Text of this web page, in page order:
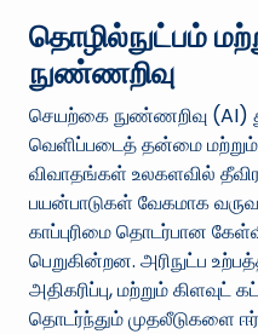
தொழில்நுட்பம்
நுண்ணறிவு
செயற்கை நுண்ணறிவு (AI)
வெளிப்படைத் தன்மை மற்றும்
விவாதங்கள் உலகளவில்
பயன்பாடுகள் வேகமாக
காப்புரிமை தொடர்பான
பெறுகின்றன. அரிநுட்ப
அதிகரிப்பு, மற்றும்
தொடர்ந்தும் முதலீடுகளை